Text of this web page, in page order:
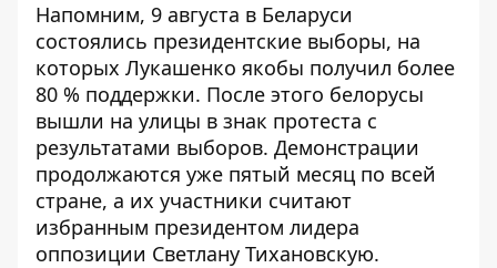
Напомним, 9 августа в Беларуси
состоялись президентские выборы, на
которых Лукашенко якобы получил более
80 % поддержки. После этого белорусы
вышли на улицы в знак протеста с
результатами выборов. Демонстрации
продолжаются уже пятый месяц по всей
стране, а их участники считают
избранным президентом лидера
оппозиции Светлану Тихановскую.